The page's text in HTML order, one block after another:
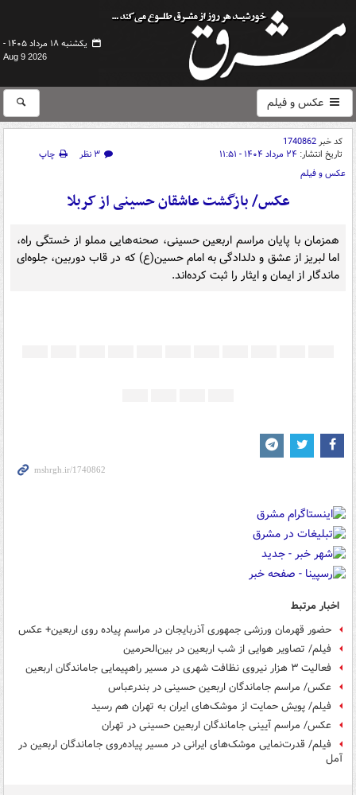
یکشنبه ۱۸ مرداد ۱۴۰۵ -
Aug 9 2026
عکس و فیلم
کد خبر1740862
تاریخ انتشار: ۲۴ مرداد ۱۴۰۴ - ۱۱:۵۱ ۳ نظر
چاپ
عکس و فیلم
عکس/ بازگشت عاشقان حسینی از کربلا
همزمان با پایان مراسم اربعین حسینی، صحنه‌هایی مملو از خستگی راه،
اما لبریز از عشق و دلدادگی به امام حسین(ع) که در قاب دوربین، جلوه‌ای
ماندگار از ایمان و ایثار را ثبت کرده‌اند.
اخبار مرتبط
حضور قهرمان ورزشی جمهوری آذربایجان در مراسم پیاده روی اربعین+ عکس
فیلم/ تصاویر هوایی از شب اربعین در بین‌الحرمین
فعالیت ۳ هزار نیروی نظافت شهری در مسیر راهپیمایی جاماندگان اربعین
عکس/ مراسم جاماندگان اربعین حسینی در بندرعباس
فیلم/ پویش حمایت از موشک‌های ایران به تهران هم رسید
عکس/ مراسم آیینی جاماندگان اربعین حسینی در تهران
فیلم/ قدرت‌نمایی موشک‌های ایرانی در مسیر پیاده‌روی جاماندگان اربعین در
آمل